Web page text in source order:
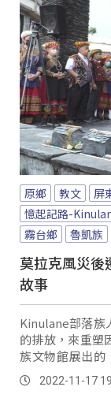
原鄉 教文
屏
憶起記路-
霧台鄉
魯凱族
莫拉克風災後
故事
Kinulane部落族
的排放，來重塑
族文物館展出的
作展」，帶領大
2022-11-17